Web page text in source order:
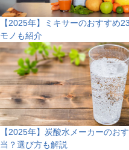
【2025年】ミキサーのおすすめ
モノも紹介
【2025年】炭酸水メーカーのお
当？選び方も解説